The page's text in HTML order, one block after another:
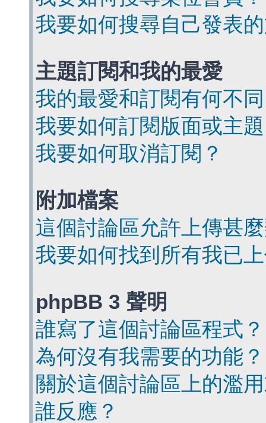
我要如何搜尋自己發表
主題訂閱和我的最愛
我的最愛和訂閱有何不
我要如何訂閱版面或主
我要如何取消訂閱？
附加檔案
這個討論區允許上傳甚
我要如何找到所有我已
phpBB 3 聲明
誰寫了這個討論區程式？
為何沒有我需要的功能？
關於這個討論區上的濫
誰反應？